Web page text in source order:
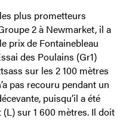
plus prometteurs
2 à Newmarket, il a
prix de Fontainebleau
des Poulains (Gr1)
sur les 2 100 mètres
pas recouru pendant un
puisqu’il a été
sur 1 600 mètres. Il doit